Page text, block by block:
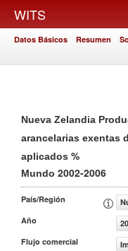
WITS
Datos Básicos Resumen
Nueva Zelandia
arancelarias exentas
aplicados %
Mundo 2002-2006
País/Región
Año
Flujo comercial